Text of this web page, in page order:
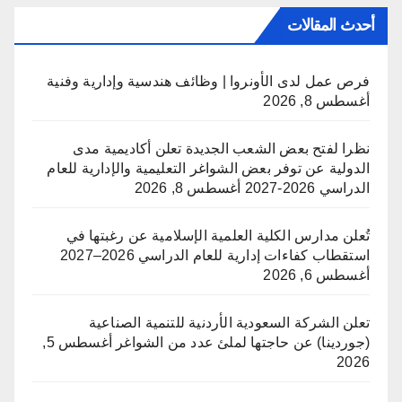
أحدث المقالات
فرص عمل لدى الأونروا | وظائف هندسية وإدارية وفنية
أغسطس 8, 2026
نظرا لفتح بعض الشعب الجديدة تعلن أكاديمية مدى
الدولية عن توفر بعض الشواغر التعليمية والإدارية للعام
الدراسي 2026-2027
أغسطس 8, 2026
تُعلن مدارس الكلية العلمية الإسلامية عن رغبتها في
استقطاب كفاءات إدارية للعام الدراسي 2026–2027
أغسطس 6, 2026
تعلن الشركة السعودية الأردنية للتنمية الصناعية
(جوردينا) عن حاجتها لملئ عدد من الشواغر
أغسطس 5,
2026